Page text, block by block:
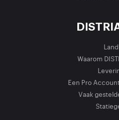
Land
Waarom
Een Pro
Vaak